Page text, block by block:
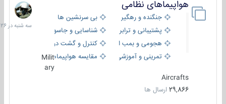
هواپیماهای نظامی
جنگنده و رهگیر
بی سرنشین ها
پشتیبانی و ترابری
شناسایی و جاسوسی
هجومی و بمب افکن
کنترل و گشت دریایی
تمرینی و آموزشی
مقایسه هواپیماهاMilit
ary
Aircrafts
29,866 ارسال ها
سه
شنبه
در